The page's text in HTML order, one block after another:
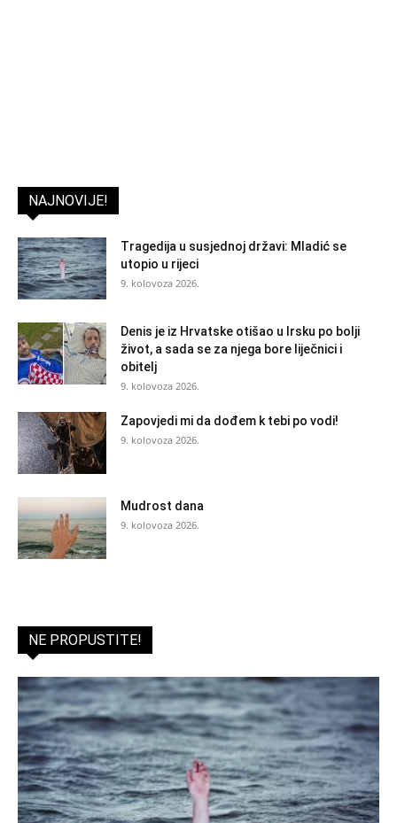
NAJNOVIJE!
Tragedija u susjednoj državi: Mladić se
utopio u rijeci
9. kolovoza 2026.
Denis je iz Hrvatske otišao u Irsku po bolji
život, a sada se za njega bore liječnici i
obitelj
9. kolovoza 2026.
Zapovjedi mi da dođem k tebi po vodi!
9. kolovoza 2026.
Mudrost dana
9. kolovoza 2026.
NE PROPUSTITE!